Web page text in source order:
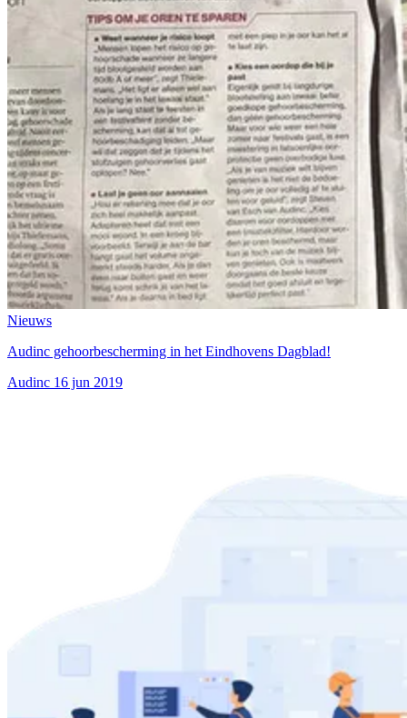
Nieuws
Audinc gehoorbescherming in het Eindhovens Dagblad!
Audinc 16 jun 2019